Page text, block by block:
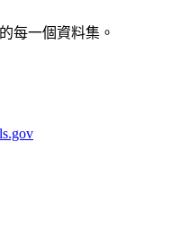
每一個資料集。